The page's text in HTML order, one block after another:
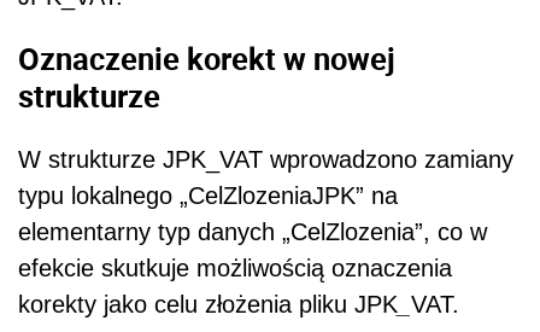
Oznaczenie korekt w nowej
strukturze
W strukturze JPK_VAT wprowadzono zamiany
typu lokalnego „CelZlozeniaJPK” na
elementarny typ danych „CelZlozenia”, co w
efekcie skutkuje możliwością oznaczenia
korekty jako celu złożenia pliku JPK VAT.